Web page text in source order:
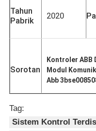
Tahun
Pabrik
2020
Sorotan
Kontroler ABB
Modul
Abb
Tag:
Sistem Kontrol